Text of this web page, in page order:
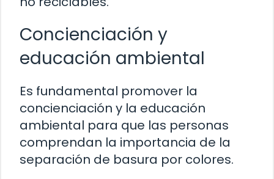
Concienciación y
educación ambiental
Es fundamental promover la
concienciación y la educación
ambiental para que las personas
comprendan la importancia de la
separación de basura por colores.